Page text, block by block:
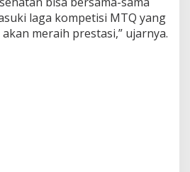
laga kompetisi MTQ yang
meraih prestasi,” ujarnya.